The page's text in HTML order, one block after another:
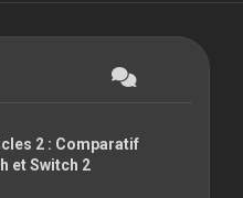
2 : Comparatif
et Switch 2